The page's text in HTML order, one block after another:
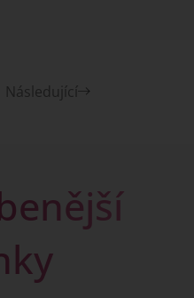
Následující